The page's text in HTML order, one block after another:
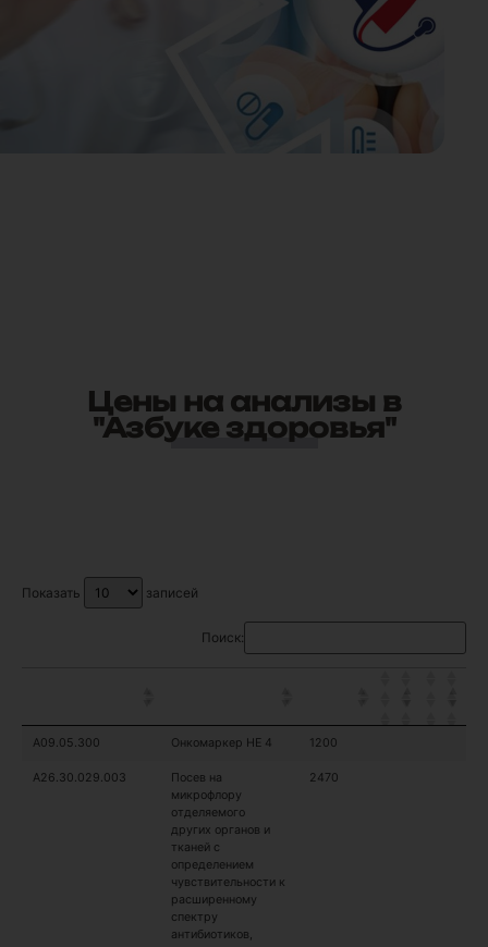
Цены на анализы в
"Азбуке здоровья"
Показать записей
Поиск:
A09.05.300 Онкомаркер НЕ 4 1200
A26.30.029.003
Посев на
микрофлору
отделяемого
других органов и
тканей с
определением
чувствительности к
расширенному
спектру
антибиотиков,
2470